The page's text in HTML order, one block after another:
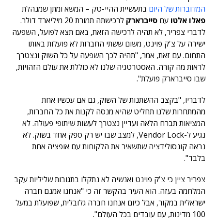
המדוברות של היום בתעשיית ההיי-טק – המשא ומתן שמנהלת
פאלו אלטו עם סייברארק
לרכישתה תמורת 20 מיליארד דולר.
לדברי צפריר, לא תהיה לרכישה הזאת, באם תצא לפועל, השפעה
ישירה על צ'ק פוינט, משום ששתי החברות לא פועלות באותו
התחום. עם זאת, אמר, "תהיה לכך השפעה על כל השוק ונצטרך
לראות מה קורה. האסטרטגיה שלנו לא כוללת את עולם הזהויות,
שבו סייברארק פועלת".
לדבריו, "בקצב ההשתנות של השוק, גם אם עכשיו אחת
מהמתחרות שלנו תחליט שהיא מנסה לקנות את כל החברות,
המציאות תברח הלאה ועדיין נצטרך לעשות שיתופי פעולה. לא
נגיע ל-Vendor Lock, למצב שבו יש רק ספק אחד בשוק. לא
נראה קונסולידציה שתשאיר את הלקוחות עם אופציה אחת
בלבד".
צפריר ציין כי צ'ק פוינט ואנשיה לא נתקלו בתגובות שליליות עקב
המלחמה בעזה. הוא העיר בהקשר זה כי "אנחנו אמנם חברה
ישראלית במקור, אבל כיום אנחנו חברה גלובלית, שפועלת במעל
100 מדינות, עם עובדים בכל העולם".